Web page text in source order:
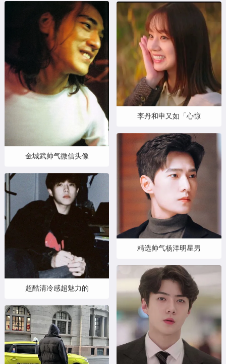
金城武帅气微信头像
超酷清冷感超魅力的
李丹和申又如「心惊
精选帅气杨洋明星男